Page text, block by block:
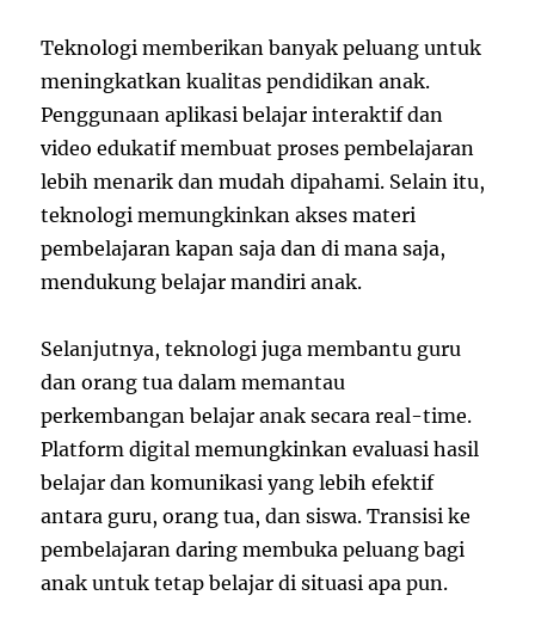
Teknologi memberikan banyak peluang untuk
meningkatkan kualitas pendidikan anak.
Penggunaan aplikasi belajar interaktif dan
video edukatif membuat proses pembelajaran
lebih menarik dan mudah dipahami. Selain itu,
teknologi memungkinkan akses materi
pembelajaran kapan saja dan di mana saja,
mendukung belajar mandiri anak.
Selanjutnya, teknologi juga membantu guru
dan orang tua dalam memantau
perkembangan belajar anak secara real-time.
Platform digital memungkinkan evaluasi hasil
belajar dan komunikasi yang lebih efektif
antara guru, orang tua, dan siswa. Transisi ke
pembelajaran daring membuka peluang bagi
anak untuk tetap belajar di situasi apa pun.